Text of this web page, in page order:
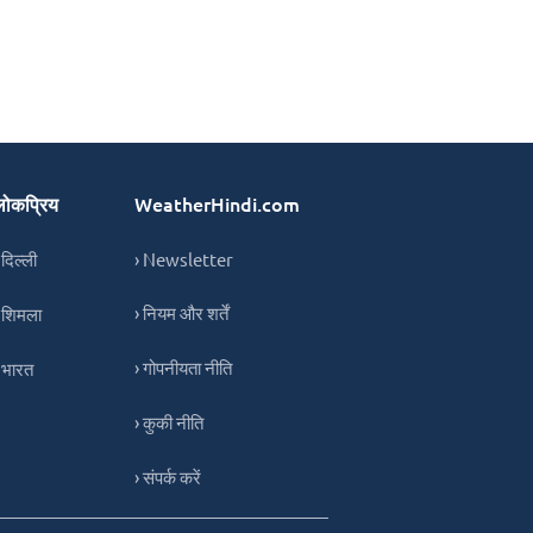
शिमला
भारत
WeatherHindi.com
› Newsletter
› नियम और शर्तें
› गोपनीयता नीति
› कुकी नीति
› संपर्क करें